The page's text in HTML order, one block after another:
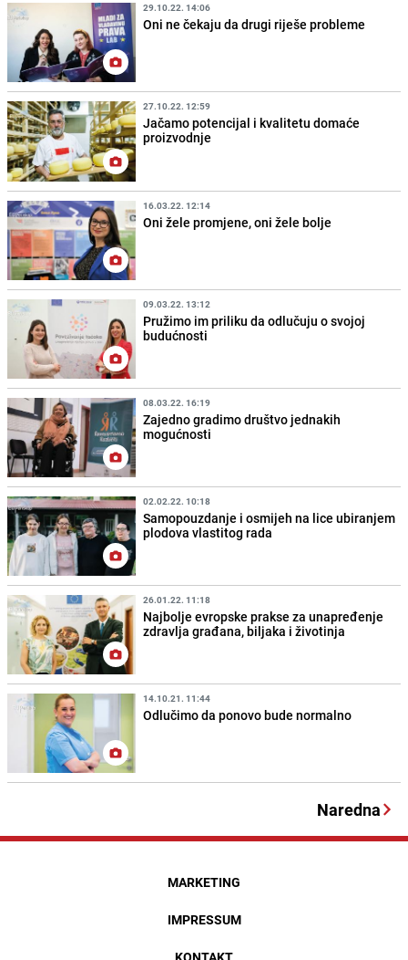
29.10.22. 14:06
Oni ne čekaju da drugi riješe probleme
27.10.22. 12:59
Jačamo potencijal i kvalitetu domaće
proizvodnje
16.03.22. 12:14
Oni žele promjene, oni žele bolje
09.03.22. 13:12
Pružimo im priliku da odlučuju o svojoj
budućnosti
08.03.22. 16:19
Zajedno gradimo društvo jednakih
mogućnosti
02.02.22. 10:18
Samopouzdanje i osmijeh na lice ubiranjem
plodova vlastitog rada
26.01.22. 11:18
Najbolje evropske prakse za unapređenje
zdravlja građana, biljaka i životinja
14.10.21. 11:44
Odlučimo da ponovo bude normalno
Naredna
MARKETING
IMPRESSUM